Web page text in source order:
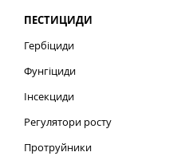
ПЕСТИЦИДИ
Гербіциди
Фунгіциди
Інсекциди
Регулятори росту
Протруйники